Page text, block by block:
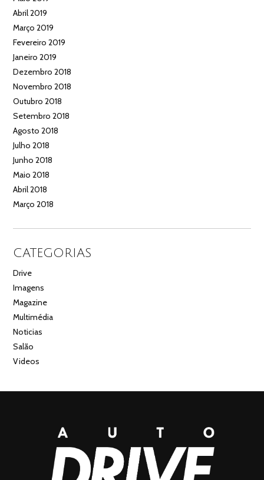
Abril 2019
Março 2019
Fevereiro 2019
Janeiro 2019
Dezembro 2018
Novembro 2018
Outubro 2018
Setembro 2018
Agosto 2018
Julho 2018
Junho 2018
Maio 2018
Abril 2018
Março 2018
CATEGORIAS
Drive
Imagens
Magazine
Multimédia
Noticias
Salão
Videos